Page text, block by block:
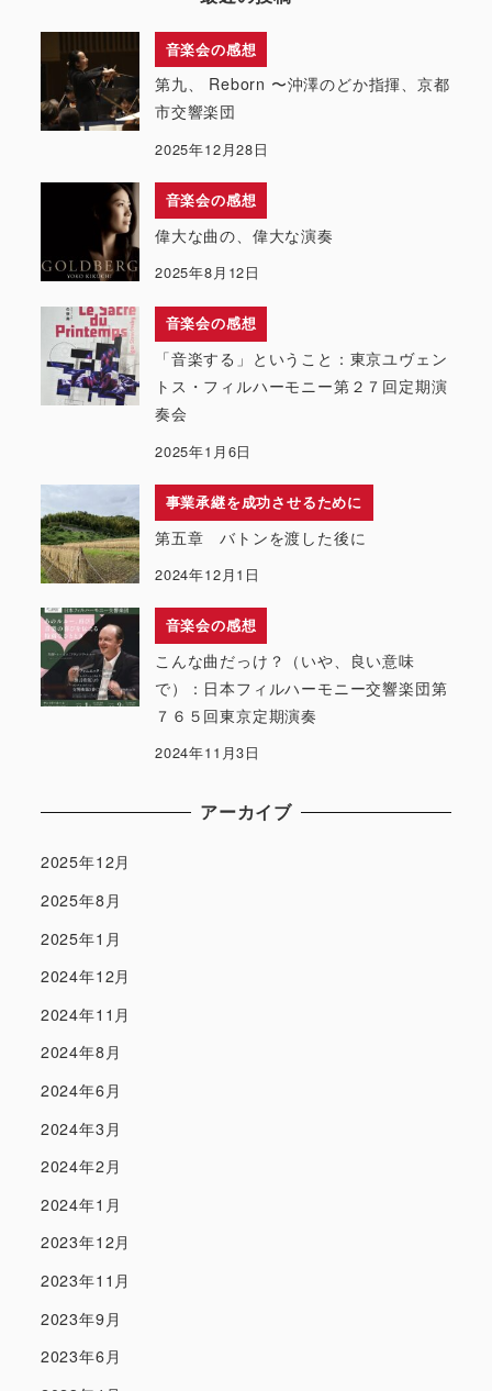
音楽会の感想
第九、 Reborn 〜沖澤のどか指揮、京都
市交響楽団
2025年12月28日
音楽会の感想
偉大な曲の、偉大な演奏
2025年8月12日
音楽会の感想
「音楽する」ということ：東京ユヴェン
トス・フィルハーモニー第２７回定期演
奏会
2025年1月6日
事業承継を成功させるために
第五章 バトンを渡した後に
2024年12月1日
音楽会の感想
こんな曲だっけ？（いや、良い意味
で）：日本フィルハーモニー交響楽団第
７６５回東京定期演奏
2024年11月3日
アーカイブ
2025年12月
2025年8月
2025年1月
2024年12月
2024年11月
2024年8月
2024年6月
2024年3月
2024年2月
2024年1月
2023年12月
2023年11月
2023年9月
2023年6月